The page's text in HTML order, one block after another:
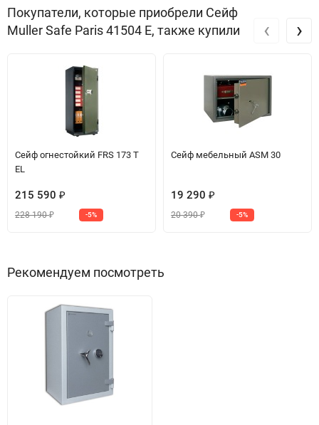
Покупатели, которые приобрели Сейф
Muller Safe Paris 41504 E, также купили
Сейф огнестойкий FRS 173 T
EL
215 590 ₽
228 190₽ -5%
Сейф мебельный ASM 30
19 290 ₽
20 390₽ -5%
‹ ›
Рекомендуем посмотреть